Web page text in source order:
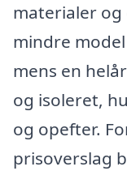
materialer og
mindre
mens en
og isoleret,
og opefter.
prisoverslag